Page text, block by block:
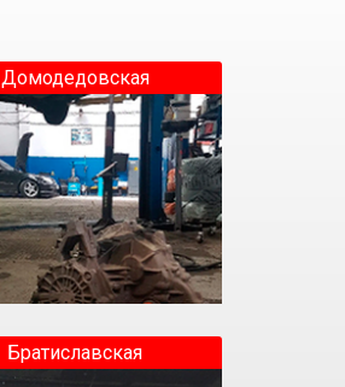
Домодедовская
Братиславская